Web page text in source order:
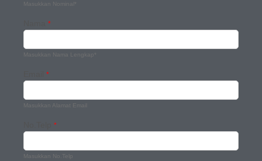
Masukkan Nominal*
*
Masukkan Nama Lengkap*
*
Masukkan Alamat Email
*
Masukkan No.Telp